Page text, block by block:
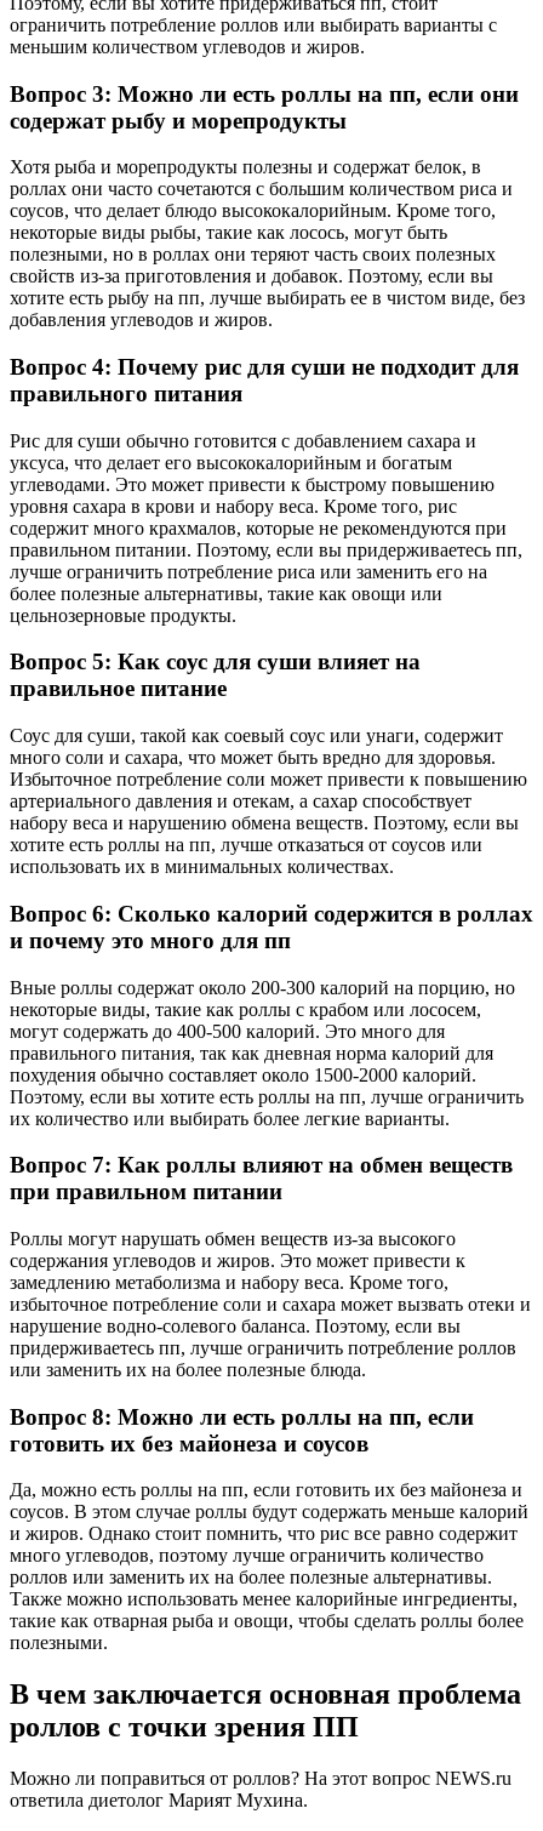
ограничить потребление роллов или выбирать варианты с
меньшим количеством углеводов и жиров.
Вопрос 3: Можно ли есть роллы на пп, если они
содержат рыбу и морепродукты
Хотя рыба и морепродукты полезны и содержат белок, в
роллах они часто сочетаются с большим количеством риса и
соусов, что делает блюдо высококалорийным. Кроме того,
некоторые виды рыбы, такие как лосось, могут быть
полезными, но в роллах они теряют часть своих полезных
свойств из-за приготовления и добавок. Поэтому, если вы
хотите есть рыбу на пп, лучше выбирать ее в чистом виде, без
добавления углеводов и жиров.
Вопрос 4: Почему рис для суши не подходит для
правильного питания
Рис для суши обычно готовится с добавлением сахара и
уксуса, что делает его высококалорийным и богатым
углеводами. Это может привести к быстрому повышению
уровня сахара в крови и набору веса. Кроме того, рис
содержит много крахмалов, которые не рекомендуются при
правильном питании. Поэтому, если вы придерживаетесь пп,
лучше ограничить потребление риса или заменить его на
более полезные альтернативы, такие как овощи или
цельнозерновые продукты.
Вопрос 5: Как соус для суши влияет на
правильное питание
Соус для суши, такой как соевый соус или унаги, содержит
много соли и сахара, что может быть вредно для здоровья.
Избыточное потребление соли может привести к повышению
артериального давления и отекам, а сахар способствует
набору веса и нарушению обмена веществ. Поэтому, если вы
хотите есть роллы на пп, лучше отказаться от соусов или
использовать их в минимальных количествах.
Вопрос 6: Сколько калорий содержится в роллах
и почему это много для пп
Вные роллы содержат около 200-300 калорий на порцию, но
некоторые виды, такие как роллы с крабом или лососем,
могут содержать до 400-500 калорий. Это много для
правильного питания, так как дневная норма калорий для
похудения обычно составляет около 1500-2000 калорий.
Поэтому, если вы хотите есть роллы на пп, лучше ограничить
их количество или выбирать более легкие варианты.
Вопрос 7: Как роллы влияют на обмен веществ
при правильном питании
Роллы могут нарушать обмен веществ из-за высокого
содержания углеводов и жиров. Это может привести к
замедлению метаболизма и набору веса. Кроме того,
избыточное потребление соли и сахара может вызвать отеки и
нарушение водно-солевого баланса. Поэтому, если вы
придерживаетесь пп, лучше ограничить потребление роллов
или заменить их на более полезные блюда.
Вопрос 8: Можно ли есть роллы на пп, если
готовить их без майонеза и соусов
Да, можно есть роллы на пп, если готовить их без майонеза и
соусов. В этом случае роллы будут содержать меньше калорий
и жиров. Однако стоит помнить, что рис все равно содержит
много углеводов, поэтому лучше ограничить количество
роллов или заменить их на более полезные альтернативы.
Также можно использовать менее калорийные ингредиенты,
такие как отварная рыба и овощи, чтобы сделать роллы более
полезными.
В чем заключается основная проблема
роллов с точки зрения ПП
Можно ли поправиться от роллов? На этот вопрос NEWS.ru
ответила диетолог Марият Мухина.